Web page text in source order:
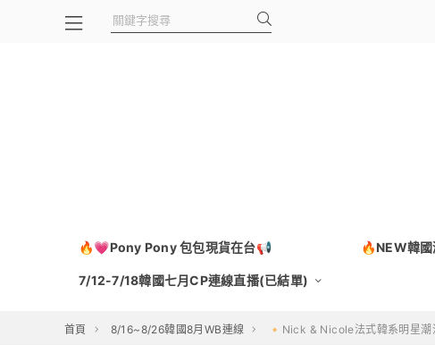
🔥💗Pony Pony 包包現貨在台📢 🔥NEW韓國
7/12-7/18韓國七月CP連線直播(已結單)
首頁 8/16~8/26韓國8月WB連線 🔸Nick & Nicole法式韓系明星潮